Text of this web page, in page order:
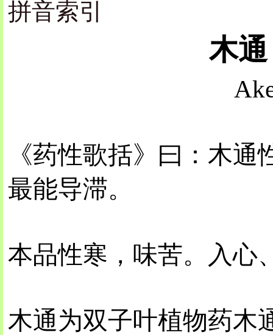
拼音索引
木
《药性歌括》曰：木
最能导滞。
本品性寒，味苦。入心
木通为双子叶植物药木